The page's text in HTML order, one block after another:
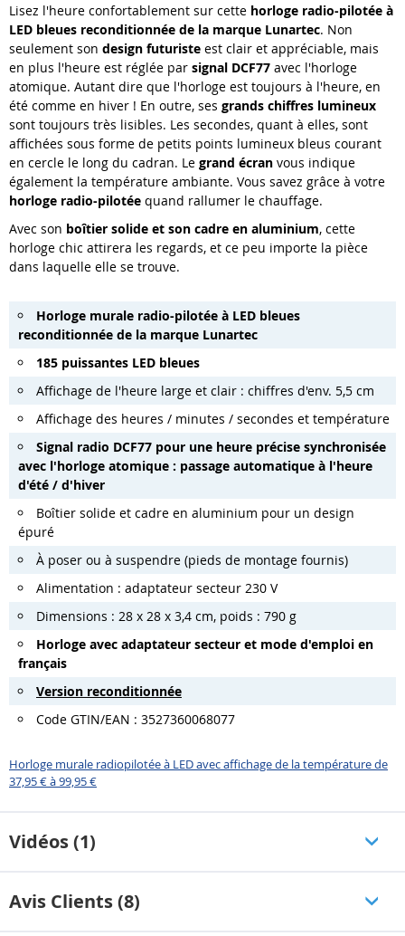
Lisez l'heure confortablement sur cette horloge radio-pilotée à
LED bleues reconditionnée de la marque Lunartec. Non
seulement son design futuriste est clair et appréciable, mais
en plus l'heure est réglée par signal DCF77 avec l'horloge
atomique. Autant dire que l'horloge est toujours à l'heure, en
été comme en hiver ! En outre, ses grands chiffres lumineux
sont toujours très lisibles. Les secondes, quant à elles, sont
affichées sous forme de petits points lumineux bleus courant
en cercle le long du cadran. Le grand écran vous indique
également la température ambiante. Vous savez grâce à votre
horloge radio-pilotée quand rallumer le chauffage.
Avec son boîtier solide et son cadre en aluminium, cette
horloge chic attirera les regards, et ce peu importe la pièce
dans laquelle elle se trouve.
Horloge murale radio-pilotée à LED bleues
reconditionnée de la marque Lunartec
185 puissantes LED bleues
Affichage de l'heure large et clair : chiffres d'env. 5,5 cm
Affichage des heures / minutes / secondes et température
Signal radio DCF77 pour une heure précise synchronisée
avec l'horloge atomique : passage automatique à l'heure
d'été / d'hiver
Boîtier solide et cadre en aluminium pour un design
épuré
À poser ou à suspendre (pieds de montage fournis)
Alimentation : adaptateur secteur 230 V
Dimensions : 28 x 28 x 3,4 cm, poids : 790 g
Horloge avec adaptateur secteur et mode d'emploi en
français
Version reconditionnée
Code GTIN/EAN : 3527360068077
Horloge murale radiopilotée à LED avec affichage de la température de
37,95 € à 99,95 €
Vidéos (1)
Avis Clients (8)